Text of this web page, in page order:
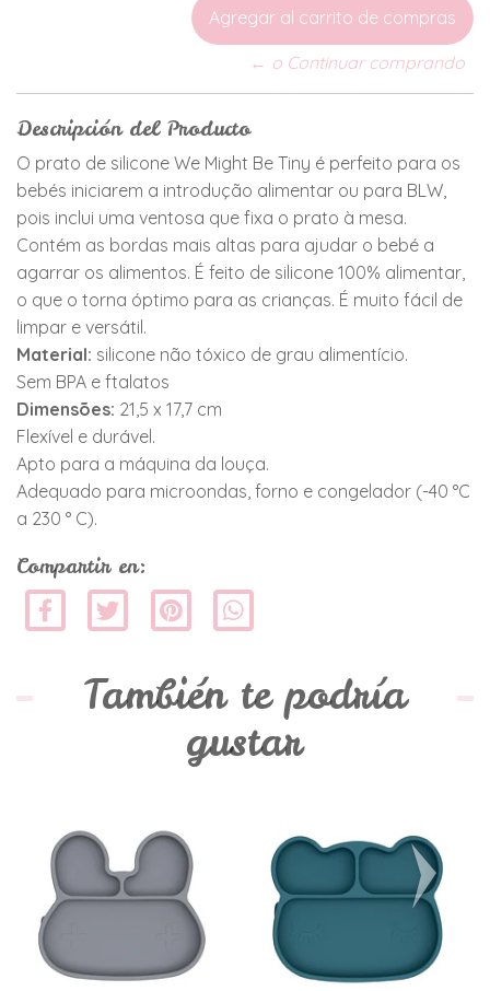
← o Continuar comprando
Descripción del Producto
O prato de silicone We Might Be Tiny é perfeito para os
bebés iniciarem a introdução alimentar ou para BLW,
pois inclui uma ventosa que fixa o prato à mesa.
Contém as bordas mais altas para ajudar o bebé a
agarrar os alimentos. É feito de silicone 100% alimentar,
o que o torna óptimo para as crianças. É muito fácil de
limpar e versátil.
Material: silicone não tóxico de grau alimentício.
Sem BPA e ftalatos
Dimensões: 21,5 x 17,7 cm
Flexível e durável.
Apto para a máquina da louça.
Adequado para microondas, forno e congelador (-40 °C
a 230 ° C).
Compartir en:
También te podría
gustar